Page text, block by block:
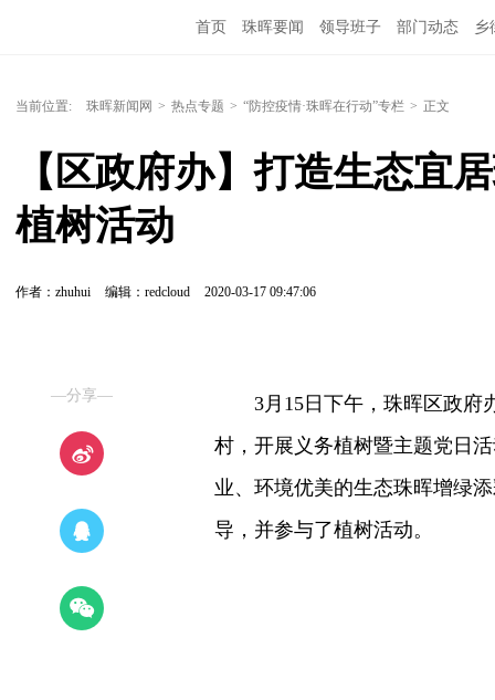
首页 珠晖要闻 领导班子 部门动态 乡
当前位置: 珠晖新闻网 > 热点专题 > “防控疫情·珠晖在行动”专栏 > 正文
【区政府办】打造生态宜
植树活动
作者：zhuhui 编辑：redcloud 2020-03-17 09:47:06
—分享—
3月15日下午，珠晖区政府
村，开展义务植树暨主题党日
业、环境优美的生态珠晖增绿
导，并参与了植树活动。